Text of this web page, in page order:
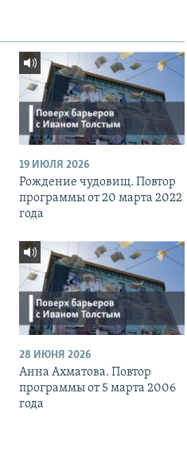
19 ИЮЛЯ 2026
Рождение чудовищ. Повтор
программы от 20 марта 2022
года
28 ИЮНЯ 2026
Анна Ахматова. Повтор
программы от 5 марта 2006
года